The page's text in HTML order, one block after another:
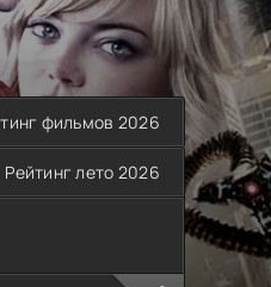
фильмов 2026
Рейтинг лето 2026